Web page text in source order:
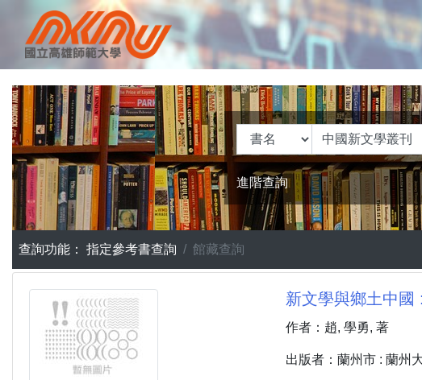
進階查詢
查詢功能： 指定參考書查詢 館藏查詢
新文學與鄉土中國
作者：趙, 學勇, 著
出版者：蘭州市 : 蘭州